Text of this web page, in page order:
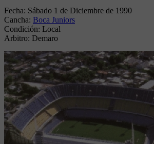
Fecha: Sábado 1 de Diciembre de 1990
Cancha: Boca Juniors
Condición: Local
Arbitro: Demaro